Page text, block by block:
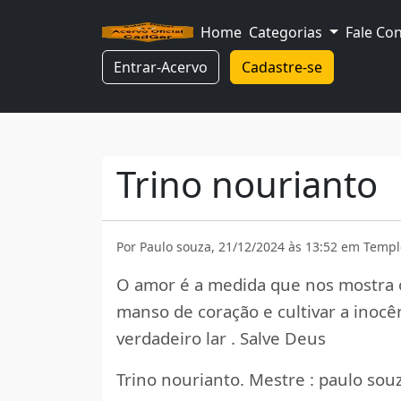
Home Categorias Fale
Entrar-Acervo
Cadastre-se
Trino nourianto
Por Paulo souza, 21/12/2024 às 13:52 em
O amor é a medida que nos
manso de coração e cultivar a
verdadeiro lar . Salve Deus
Trino nourianto. Mestre : paulo